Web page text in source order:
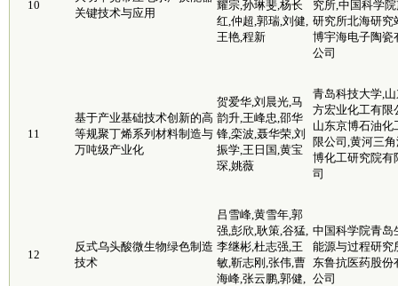
10
关键技术与应用
耀宗,孙琳斐,杨长
红,仲超,郭瑞,刘健,
王艳,程新
究所,中国科学
研究所北海研究
博宇海电子陶瓷
公司
11
基于产业基础技术创新的高
等规聚丁烯系列材料制造与
万吨级产业化
贺爱华,刘晨光,马
韵升,王峰忠,邵华
锋,栾波,聂华荣,刘
振学,王日国,黄宝
琛,姚薇
青岛科技大学,
方宏业化工有限
山东京博石油化
限公司,黄河三
博化工研究院有
司
12
反式乌头酸微生物绿色制造
技术
吕雪峰,黄雪年,郭
强,彭欣,耿策,谷猛,
李继彬,杜志强,王
敏,靳志刚,张伟,曹
海峰,张云鹏,郭健,
中国科学院青岛
能源与过程研究
东鲁抗医药股份
公司